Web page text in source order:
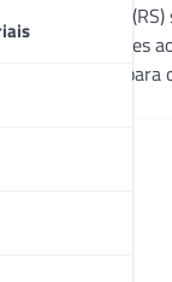
Porto Alegre
intolerantes
telefonar